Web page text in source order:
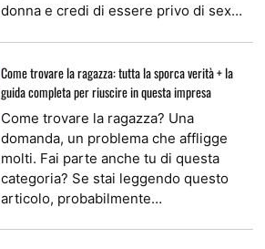
donna e credi di essere privo di sex…
Come trovare la ragazza: tutta la sporca verità + la
guida completa per riuscire in questa impresa
Come trovare la ragazza? Una
domanda, un problema che affligge
molti. Fai parte anche tu di questa
categoria? Se stai leggendo questo
articolo, probabilmente…